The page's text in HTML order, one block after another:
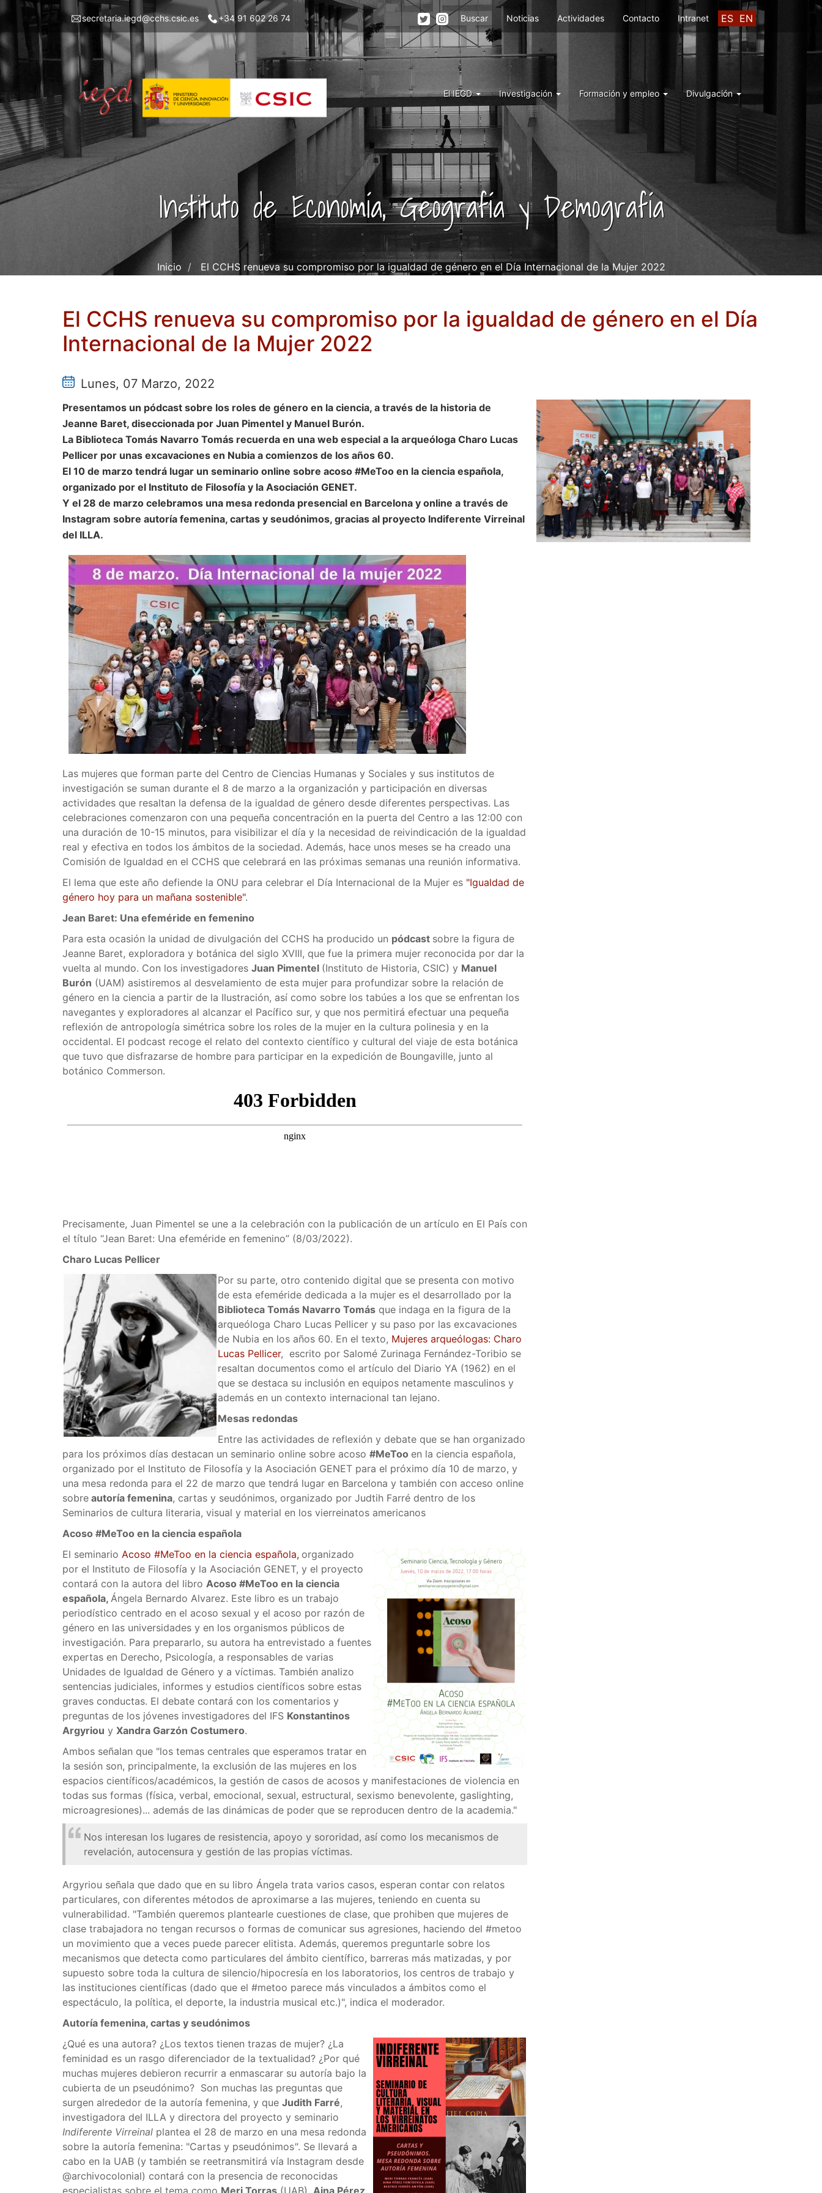
Pasar
contenido
principal
Menu
left
iegd
secretaria.iegd@cchs.csic.es +34 91 602 26 74 ES EN
Menu
top
right
iegd
Buscar Noticias Actividades Contacto Intranet
Menu
Iegd
El IEGD Investigación Formación y empleo Divulgación
Instituto de Economía, Geografía y Demografía
Inicio El CCHS renueva su compromiso por la igualdad de género en el Día Internacional de la Mujer 2022
El CCHS renueva su compromiso por la igualdad de género en el Día
Internacional de la Mujer 2022
Lunes, 07 Marzo, 2022
Presentamos un pódcast sobre los roles de género en la ciencia, a través de la historia de
Jeanne Baret, diseccionada por Juan Pimentel y Manuel Burón.
La Biblioteca Tomás Navarro Tomás recuerda en una web especial a la arqueóloga Charo Lucas
Pellicer por unas excavaciones en Nubia a comienzos de los años 60.
El 10 de marzo tendrá lugar un seminario online sobre acoso #MeToo en la ciencia española,
organizado por el Instituto de Filosofía y la Asociación GENET.
Y el 28 de marzo celebramos una mesa redonda presencial en Barcelona y online a través de
Instagram sobre autoría femenina, cartas y seudónimos, gracias al proyecto Indiferente Virreinal
del ILLA.
Las mujeres que forman parte del Centro de Ciencias Humanas y Sociales y sus institutos de
investigación se suman durante el 8 de marzo a la organización y participación en diversas
actividades que resaltan la defensa de la igualdad de género desde diferentes perspectivas. Las
celebraciones comenzaron con una pequeña concentración en la puerta del Centro a las 12:00 con
una duración de 10-15 minutos, para visibilizar el día y la necesidad de reivindicación de la igualdad
real y efectiva en todos los ámbitos de la sociedad. Además, hace unos meses se ha creado una
Comisión de Igualdad en el CCHS que celebrará en las próximas semanas una reunión informativa.
El lema que este año defiende la ONU para celebrar el Día Internacional de la Mujer es "Igualdad de
género hoy para un mañana sostenible".
Jean Baret: Una efeméride en femenino
Para esta ocasión la unidad de divulgación del CCHS ha producido un pódcast sobre la figura de
Jeanne Baret, exploradora y botánica del siglo XVIII, que fue la primera mujer reconocida por dar la
vuelta al mundo. Con los investigadores Juan Pimentel (Instituto de Historia, CSIC) y Manuel
Burón (UAM) asistiremos al desvelamiento de esta mujer para profundizar sobre la relación de
género en la ciencia a partir de la Ilustración, así como sobre los tabúes a los que se enfrentan los
navegantes y exploradores al alcanzar el Pacífico sur, y que nos permitirá efectuar una pequeña
reflexión de antropología simétrica sobre los roles de la mujer en la cultura polinesia y en la
occidental. El podcast recoge el relato del contexto científico y cultural del viaje de esta botánica
que tuvo que disfrazarse de hombre para participar en la expedición de Boungaville, junto al
botánico Commerson.
Precisamente, Juan Pimentel se une a la celebración con la publicación de un artículo en El País con
el título “Jean Baret: Una efeméride en femenino” (8/03/2022).
Charo Lucas Pellicer
Por su parte, otro contenido digital que se presenta con motivo
de esta efeméride dedicada a la mujer es el desarrollado por la
Biblioteca Tomás Navarro Tomás que indaga en la figura de la
arqueóloga Charo Lucas Pellicer y su paso por las excavaciones
de Nubia en los años 60. En el texto, Mujeres arqueólogas: Charo
Lucas Pellicer, escrito por Salomé Zurinaga Fernández-Toribio se
resaltan documentos como el artículo del Diario YA (1962) en el
que se destaca su inclusión en equipos netamente masculinos y
además en un contexto internacional tan lejano.
Mesas redondas
Entre las actividades de reflexión y debate que se han organizado
para los próximos días destacan un seminario online sobre acoso #MeToo en la ciencia española,
organizado por el Instituto de Filosofía y la Asociación GENET para el próximo día 10 de marzo, y
una mesa redonda para el 22 de marzo que tendrá lugar en Barcelona y también con acceso online
sobre autoría femenina, cartas y seudónimos, organizado por Judtih Farré dentro de los
Seminarios de cultura literaria, visual y material en los vierreinatos americanos
Acoso #MeToo en la ciencia española
El seminario Acoso #MeToo en la ciencia española, organizado
por el Instituto de Filosofía y la Asociación GENET, y el proyecto
contará con la autora del libro Acoso #MeToo en la ciencia
española, Ángela Bernardo Alvarez. Este libro es un trabajo
periodístico centrado en el acoso sexual y el acoso por razón de
género en las universidades y en los organismos públicos de
investigación. Para prepararlo, su autora ha entrevistado a fuentes
expertas en Derecho, Psicología, a responsables de varias
Unidades de Igualdad de Género y a víctimas. También analizo
sentencias judiciales, informes y estudios científicos sobre estas
graves conductas. El debate contará con los comentarios y
preguntas de los jóvenes investigadores del IFS Konstantinos
Argyriou y Χandra Garzón Costumero.
Ambos señalan que "los temas centrales que esperamos tratar en
la sesión son, principalmente, la exclusión de las mujeres en los
espacios científicos/académicos, la gestión de casos de acosos y manifestaciones de violencia en
todas sus formas (física, verbal, emocional, sexual, estructural, sexismo benevolente, gaslighting,
microagresiones)... además de las dinámicas de poder que se reproducen dentro de la academia."
Nos interesan los lugares de resistencia, apoyo y sororidad, así como los mecanismos de
revelación, autocensura y gestión de las propias víctimas.
Argyriou señala que dado que en su libro Ángela trata varios casos, esperan contar con relatos
particulares, con diferentes métodos de aproximarse a las mujeres, teniendo en cuenta su
vulnerabilidad. "También queremos plantearle cuestiones de clase, que prohiben que mujeres de
clase trabajadora no tengan recursos o formas de comunicar sus agresiones, haciendo del #metoo
un movimiento que a veces puede parecer elitista. Además, queremos preguntarle sobre los
mecanismos que detecta como particulares del ámbito científico, barreras más matizadas, y por
supuesto sobre toda la cultura de silencio/hipocresía en los laboratorios, los centros de trabajo y
las instituciones científicas (dado que el #metoo parece más vinculados a ámbitos como el
espectáculo, la política, el deporte, la industria musical etc.)", indica el moderador.
Autoría femenina, cartas y seudónimos
¿Qué es una autora? ¿Los textos tienen trazas de mujer? ¿La
feminidad es un rasgo diferenciador de la textualidad? ¿Por qué
muchas mujeres debieron recurrir a enmascarar su autoría bajo la
cubierta de un pseudónimo? Son muchas las preguntas que
surgen alrededor de la autoría femenina, y que Judith Farré,
investigadora del ILLA y directora del proyecto y seminario
Indiferente Virreinal plantea el 28 de marzo en una mesa redonda
sobre la autoría femenina: "Cartas y pseudónimos". Se llevará a
cabo en la UAB (y también se reetransmitirá vía Instagram desde
@archivocolonial) contará con la presencia de reconocidas
especialistas sobre el tema como Meri Torras (UAB), Aina Pérez